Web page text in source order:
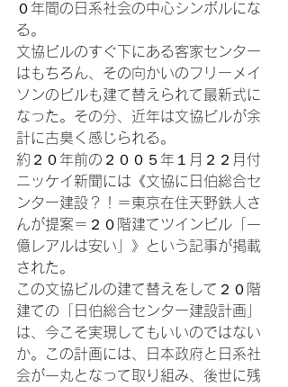
０年間の日系社会の中心シンボルにな
る。
文協ビルのすぐ下にある客家センター
はもちろん、その向かいのフリーメイ
ソンのビルも建て替えられて最新式に
なった。その分、近年は文協ビルが余
計に古臭く感じられる。
約２０年前の２００５年１月２２月付
ニッケイ新聞には《文協に日伯総合セ
ンター建設？！＝東京在住天野鉄人さ
んが提案＝２０階建てツインビル「一
億レアルは安い」》という記事が掲載
された。
この文協ビルの建て替えをして２０階
建ての「日伯総合センター建設計画」
は、今こそ実現してもいいのではない
か。この計画には、日本政府と日系社
会が一丸となって取り組み、後世に残